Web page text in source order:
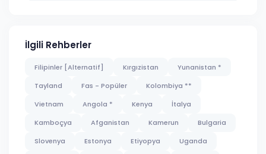
İlgili Rehberler
Filipinler [Alternatif] Kırgızistan
Yunanistan *
Tayland
Fas - Popüler
Kolombiya **
Vietnam
Angola * Kenya
İtalya
Kamboçya
Afganistan Kamerun
Bulgaria
Slovenya
Estonya Etiyopya
Uganda